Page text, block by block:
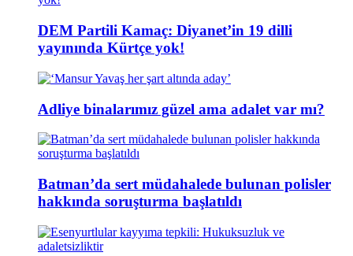
DEM Partili Kamaç: Diyanet’in 19 dilli
yayınında Kürtçe yok!
Adliye binalarımız güzel ama adalet var mı?
Batman’da sert müdahalede bulunan polisler
hakkında soruşturma başlatıldı